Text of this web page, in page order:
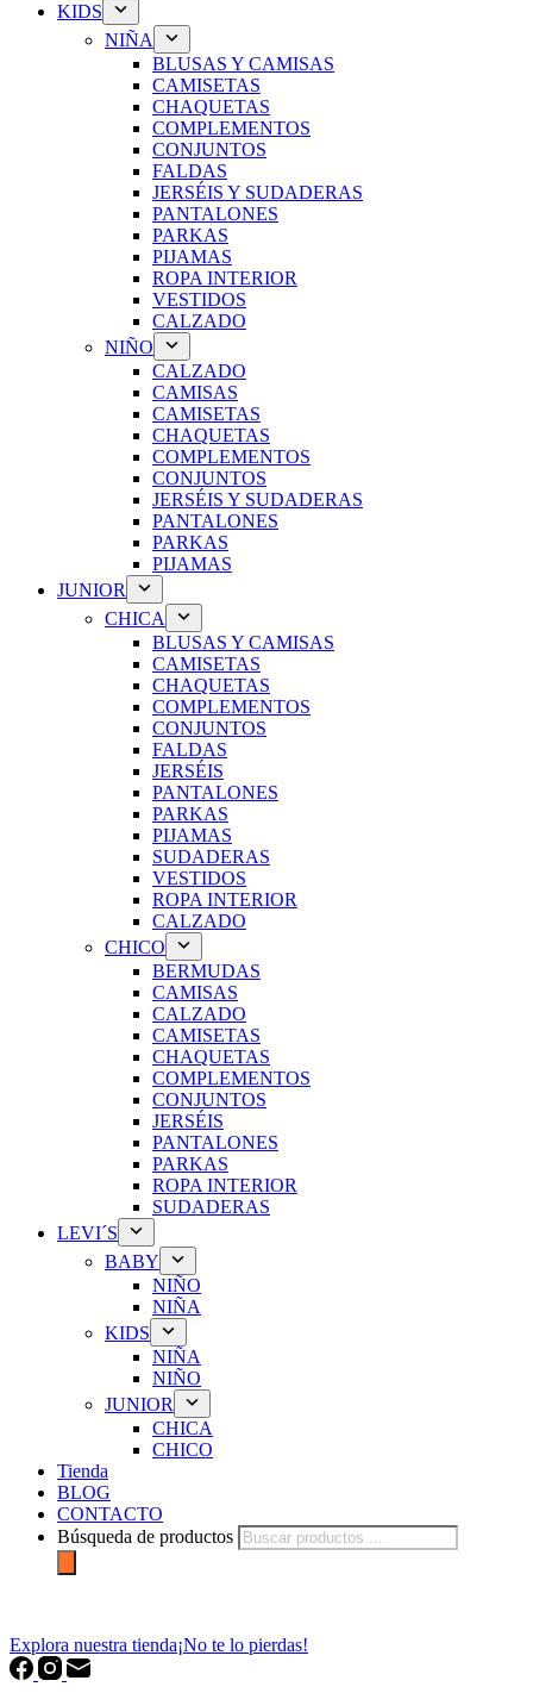
KIDS
NIÑA
BLUSAS Y CAMISAS
CAMISETAS
CHAQUETAS
COMPLEMENTOS
CONJUNTOS
FALDAS
JERSÉIS Y SUDADERAS
PANTALONES
PARKAS
PIJAMAS
ROPA INTERIOR
VESTIDOS
CALZADO
NIÑO
CALZADO
CAMISAS
CAMISETAS
CHAQUETAS
COMPLEMENTOS
CONJUNTOS
JERSÉIS Y SUDADERAS
PANTALONES
PARKAS
PIJAMAS
JUNIOR
CHICA
BLUSAS Y CAMISAS
CAMISETAS
CHAQUETAS
COMPLEMENTOS
CONJUNTOS
FALDAS
JERSÉIS
PANTALONES
PARKAS
PIJAMAS
SUDADERAS
VESTIDOS
ROPA INTERIOR
CALZADO
CHICO
BERMUDAS
CAMISAS
CALZADO
CAMISETAS
CHAQUETAS
COMPLEMENTOS
CONJUNTOS
JERSÉIS
PANTALONES
PARKAS
ROPA INTERIOR
SUDADERAS
LEVI´S
BABY
NIÑO
NIÑA
KIDS
NIÑA
NIÑO
JUNIOR
CHICA
CHICO
Tienda
BLOG
CONTACTO
Búsqueda de productos
Explora nuestra tienda¡No te lo pierdas!